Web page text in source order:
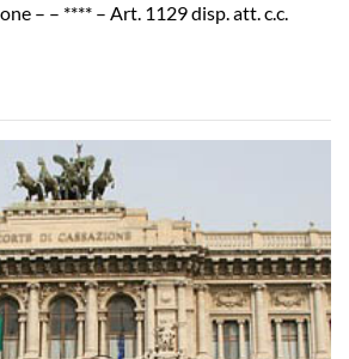
– – **** – Art. 1129 disp. att. c.c.